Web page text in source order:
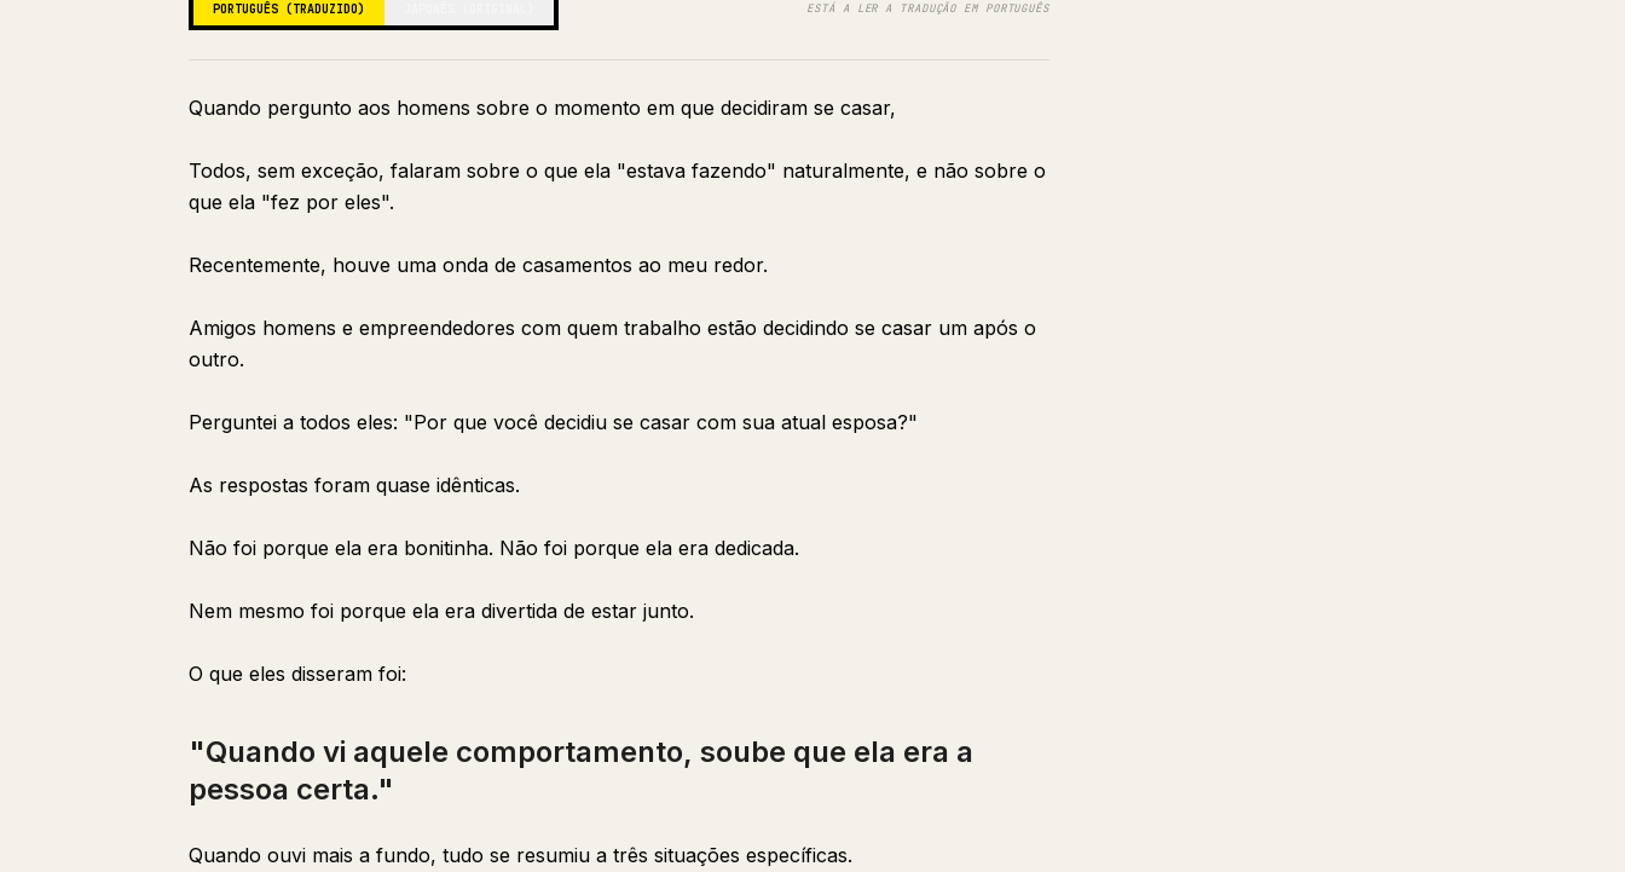
PORTUGUÊS (TRADUZIDO) ESTÁ A LER A TRADUÇÃO EM PORTUGUÊS
Quando pergunto aos homens sobre o momento em que decidiram se casar,
Todos, sem exceção, falaram sobre o que ela "estava fazendo" naturalmente, e não sobre o
que ela "fez por eles".
Recentemente, houve uma onda de casamentos ao meu redor.
Amigos homens e empreendedores com quem trabalho estão decidindo se casar um após o
outro.
Perguntei a todos eles: "Por que você decidiu se casar com sua atual esposa?"
As respostas foram quase idênticas.
Não foi porque ela era bonitinha. Não foi porque ela era dedicada.
Nem mesmo foi porque ela era divertida de estar junto.
O que eles disseram foi:
"Quando vi aquele comportamento, soube que ela era a
pessoa certa."
Quando ouvi mais a fundo, tudo se resumiu a três situações específicas.